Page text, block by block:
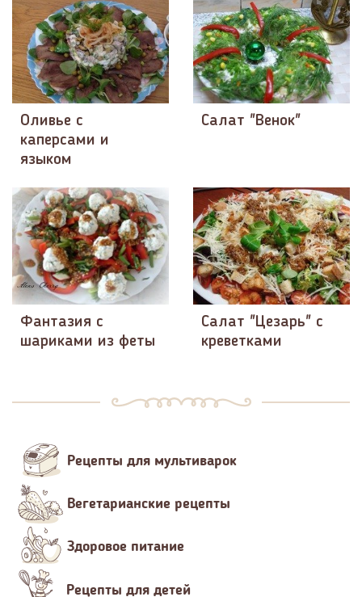
Оливье с
каперсами и
языком
Салат "Венок"
Фантазия с
шариками из феты
Салат "Цезарь" с
креветками
Рецепты для мультиварок
Вегетарианские рецепты
Здоровое питание
Рецепты для детей